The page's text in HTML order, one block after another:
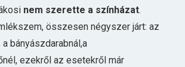
nem szerette a színházat.
összesen négyszer járt: az
bányászdarabnál,a
ezekről az esetekről már